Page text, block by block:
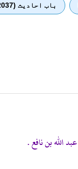
باب احادیث (2037)